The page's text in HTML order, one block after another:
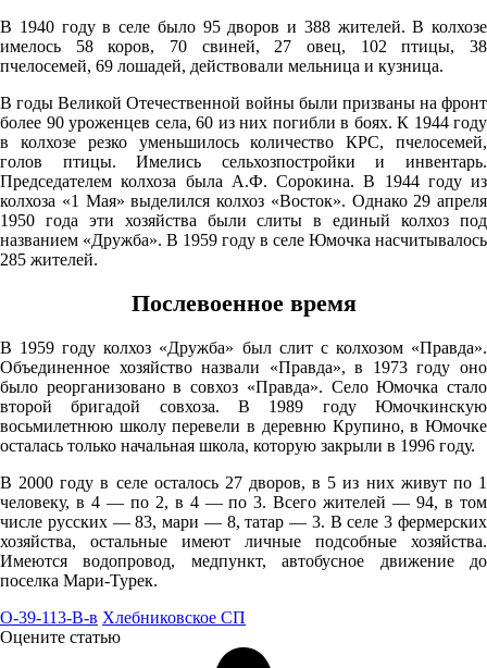
07.08
18:00
758
59%
5.7
203°
22.2°
758
69%
5.1
08.08
00:00
757
В 1940 году в селе было 95 дворов и 388 жителей. В колхозе
имелось 58 коров, 70 свиней, 27 овец, 102 птицы, 38
пчелосемей, 69 лошадей, действовали мельница и кузница.
В годы Великой Отечественной войны были призваны на фронт
более 90 уроженцев села, 60 из них погибли в боях. К 1944 году
в колхозе резко уменьшилось количество КРС, пчелосемей,
голов птицы. Имелись сельхозпостройки и инвентарь.
Председателем колхоза была А.Ф. Сорокина. В 1944 году из
колхоза «1 Мая» выделился колхоз «Восток». Однако 29 апреля
1950 года эти хозяйства были слиты в единый колхоз под
названием «Дружба». В 1959 году в селе Юмочка насчитывалось
285 жителей.
Послевоенное время
В 1959 году колхоз «Дружба» был слит с колхозом «Правда».
Объединенное хозяйство назвали «Правда», в 1973 году оно
было реорганизовано в совхоз «Правда». Село Юмочка стало
второй бригадой совхоза. В 1989 году Юмочкинскую
восьмилетнюю школу перевели в деревню Крупино, в Юмочке
осталась только начальная школа, которую закрыли в 1996 году.
В 2000 году в селе осталось 27 дворов, в 5 из них живут по 1
человеку, в 4 — по 2, в 4 — по 3. Всего жителей — 94, в том
числе русских — 83, мари — 8, татар — 3. В селе 3 фермерских
хозяйства, остальные имеют личные подсобные хозяйства.
Имеются водопровод, медпункт, автобусное движение до
поселка Мари-Турек.
O-39-113-В-в Хлебниковское СП
Оцените статью